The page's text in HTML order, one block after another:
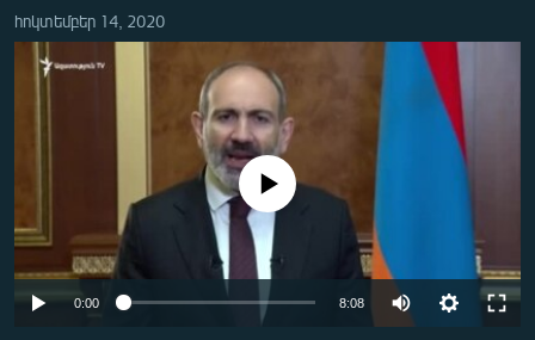
ՊԱՏԵՐԱԶՄԻ 6 ՇԱԲԱԹՆԵՐԸ
ՍՊՈՐՏ
ՄԵԿՆԱԲԱՆՈՒԹՅՈՒՆ
ՏՏ ԵՒ ԻՆՏԵՐՆԵՏ
հոկտեմբեր 14, 2020
No media source currently available
0:00 8:08